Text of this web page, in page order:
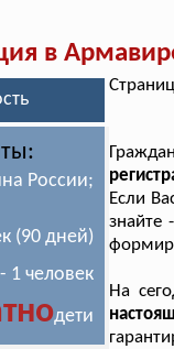
в
России;
(90 дней)
1 человек
дети
Если
знайте
На